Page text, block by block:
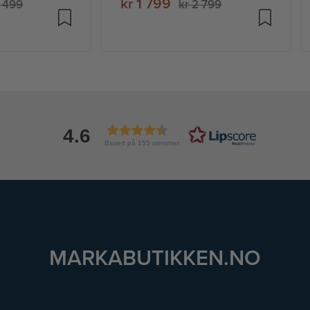
499 kr 1 799 kr 2 799
4.6 Basert på 155 stemmer
MARKABUTIKKEN.NO